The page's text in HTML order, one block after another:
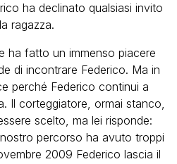
ha declinato qualsiasi invito
ragazza.
ha fatto un immenso piacere
di incontrare Federico. Ma in
perché Federico continui a
Il corteggiatore, ormai stanco,
scelto, ma lei risponde:
percorso ha avuto troppi
2009 Federico lascia il